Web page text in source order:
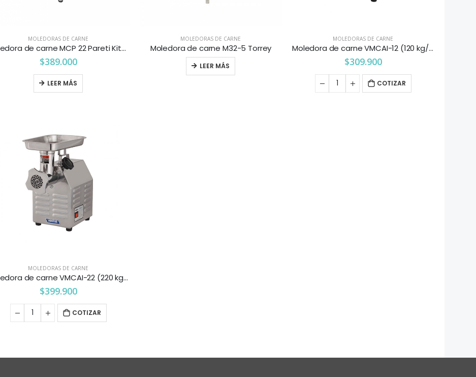
MOLEDORAS DE CARNE
Moledora de carne MCP 22 Pareti Kitchenette
$389.000
LEER MÁS
MOLEDORAS DE CARNE
Moledora de carne M32-5 Torrey
LEER MÁS
MOLEDORAS DE CARNE
Moledora de carne VMCAI-12 (120 kg/h) Ventus
$309.900
COTIZAR
MOLEDORAS DE CARNE
Moledora de carne VMCAI-22 (220 kg/h) Ventus
$399.900
COTIZAR